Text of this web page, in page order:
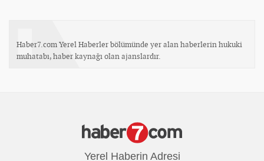
Haber7.com Yerel Haberler bölümünde yer alan haberlerin hukuki
muhatabı, haber kaynağı olan ajanslardır.
Yerel Haberin Adresi